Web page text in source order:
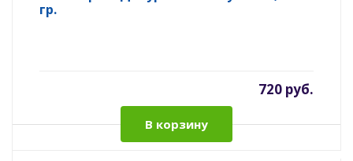
гр.
720 руб.
В корзину